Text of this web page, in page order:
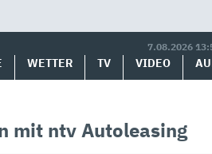
7.08.2026
WETTER TV VIDEO
mit ntv Autoleasing